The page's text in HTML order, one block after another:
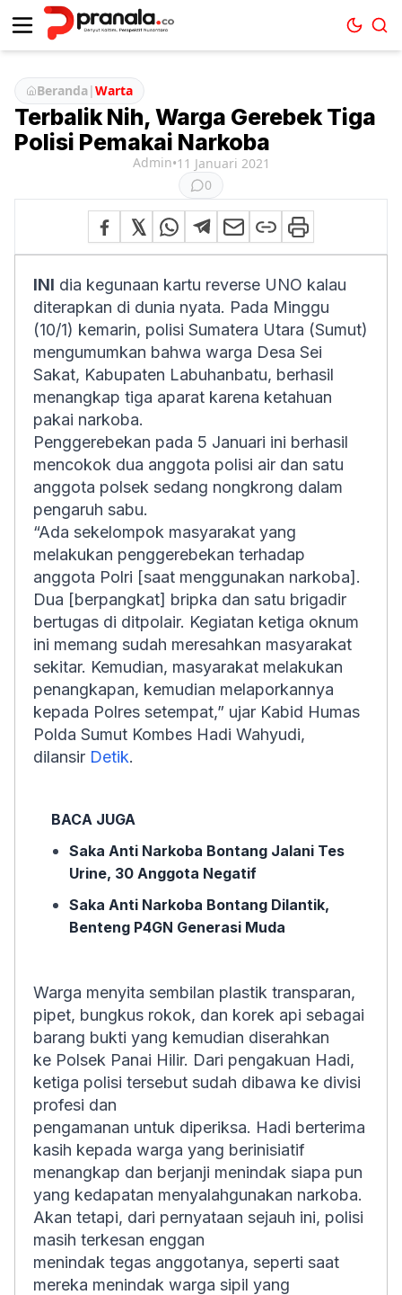
Beranda|Warta
Terbalik Nih, Warga Gerebek Tiga
Polisi Pemakai Narkoba
Admin•11 Januari 2021
0
INI dia kegunaan kartu reverse UNO kalau
diterapkan di dunia nyata. Pada Minggu
(10/1) kemarin, polisi Sumatera Utara (Sumut)
mengumumkan bahwa warga Desa Sei
Sakat, Kabupaten Labuhanbatu, berhasil
menangkap tiga aparat karena ketahuan
pakai narkoba.
Penggerebekan pada 5 Januari ini berhasil
mencokok dua anggota polisi air dan satu
anggota polsek sedang nongkrong dalam
pengaruh sabu.
“Ada sekelompok masyarakat yang
melakukan penggerebekan terhadap
anggota Polri [saat menggunakan narkoba].
Dua [berpangkat] bripka dan satu brigadir
bertugas di ditpolair. Kegiatan ketiga oknum
ini memang sudah meresahkan masyarakat
sekitar. Kemudian, masyarakat melakukan
penangkapan, kemudian melaporkannya
kepada Polres setempat,” ujar Kabid Humas
Polda Sumut Kombes Hadi Wahyudi,
dilansir Detik.
BACA JUGA
Saka Anti Narkoba Bontang Jalani Tes
Urine, 30 Anggota Negatif
Saka Anti Narkoba Bontang Dilantik,
Benteng P4GN Generasi Muda
Warga menyita sembilan plastik transparan,
pipet, bungkus rokok, dan korek api sebagai
barang bukti yang kemudian diserahkan
ke Polsek Panai Hilir. Dari pengakuan Hadi,
ketiga polisi tersebut sudah dibawa ke divisi
profesi dan
pengamanan untuk diperiksa. Hadi berterima
kasih kepada warga yang berinisiatif
menangkap dan berjanji menindak siapa pun
yang kedapatan menyalahgunakan narkoba.
Akan tetapi, dari pernyataan sejauh ini, polisi
masih terkesan enggan
menindak tegas anggotanya, seperti saat
mereka menindak warga sipil yang